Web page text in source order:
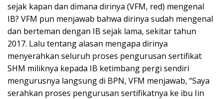
sejak kapan dan dimana dirinya (VFM, red) mengenal
IB? VFM pun menjawab bahwa dirinya sudah mengenal
dan berteman dengan IB sejak lama, sekitar tahun
2017. Lalu tentang alasan mengapa dirinya
menyerahkan seluruh proses pengurusan sertifikat
SHM miliknya kepada IB ketimbang pergi sendiri
mengurusnya langsung di BPN, VFM menjawab, “Saya
serahkan proses pengurusan sertifikatnya ke ibu Iin